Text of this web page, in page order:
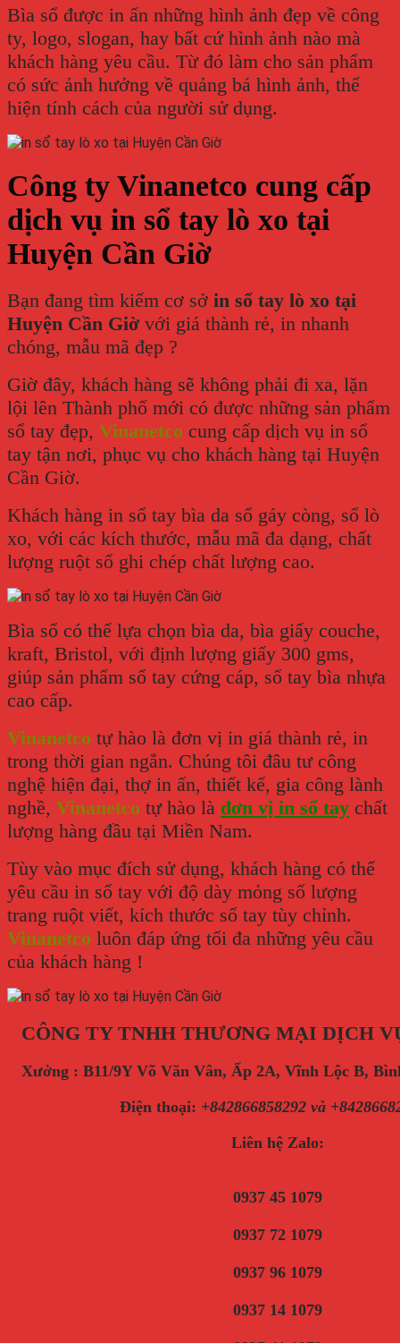
Bìa sổ được in ấn những hình ảnh đẹp về công
ty, logo, slogan, hay bất cứ hình ảnh nào mà
khách hàng yêu cầu. Từ đó làm cho sản phẩm
có sức ảnh hưởng về quảng bá hình ảnh, thể
hiện tính cách của người sử dụng.
Công ty Vinanetco cung cấp
dịch vụ in sổ tay lò xo tại
Huyện Cần Giờ
Bạn đang tìm kiếm cơ sở in sổ tay lò xo tại
Huyện Cần Giờ với giá thành rẻ, in nhanh
chóng, mẫu mã đẹp ?
Giờ đây, khách hàng sẽ không phải đi xa, lặn
lội lên Thành phố mới có được những sản phẩm
sổ tay đẹp, Vinanetco cung cấp dịch vụ in sổ
tay tận nơi, phục vụ cho khách hàng tại Huyện
Cần Giờ.
Khách hàng in sổ tay bìa da sổ gáy còng, sổ lò
xo, với các kích thước, mẫu mã đa dạng, chất
lượng ruột sổ ghi chép chất lượng cao.
Bìa sổ có thể lựa chọn bìa da, bìa giấy couche,
kraft, Bristol, với định lượng giấy 300 gms,
giúp sản phẩm sổ tay cứng cáp, sổ tay bìa nhựa
cao cấp.
Vinanetco tự hào là đơn vị in giá thành rẻ, in
trong thời gian ngắn. Chúng tôi đâu tư công
nghệ hiện đại, thợ in ấn, thiết kế, gia công lành
nghề, Vinanetco tự hào là đơn vị in sổ tay chất
lượng hàng đầu tại Miền Nam.
Tùy vào mục đích sử dụng, khách hàng có thể
yêu cầu in sổ tay với độ dày mỏng số lượng
trang ruột viết, kích thước sổ tay tùy chỉnh.
Vinanetco luôn đáp ứng tối đa những yêu cầu
của khách hàng !
CÔNG TY TNHH THƯƠNG MẠI DỊCH
Xưởng : B11/9Y Võ Văn Vân, Ấp 2A, Vĩnh Lộc B,
Điện thoại: +842866858292 và
Liên hệ Zalo:
0937 45 1079
0937 72 1079
0937 96 1079
0937 14 1079